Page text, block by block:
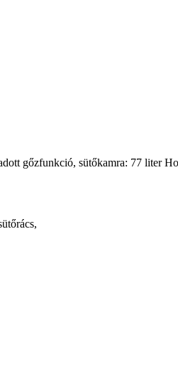
gőzfunkció, sütőkamra: 77 liter